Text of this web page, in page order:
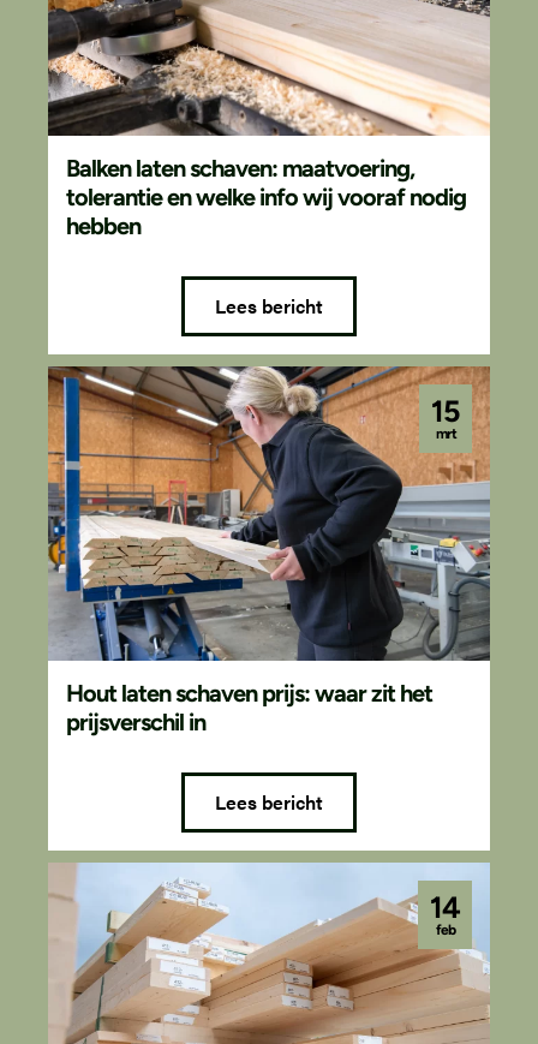
Balken laten schaven: maatvoering,
tolerantie en welke info wij vooraf nodig
hebben
Lees bericht
15
mrt
Hout laten schaven prijs: waar zit het
prijsverschil in
Lees bericht
14
feb